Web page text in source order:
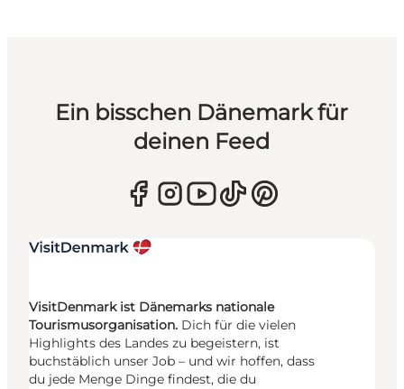
Ein bisschen Dänemark für
deinen Feed
VisitDenmark ist Dänemarks nationale
Tourismusorganisation. Dich für die vielen
Highlights des Landes zu begeistern, ist
buchstäblich unser Job – und wir hoffen, dass
du jede Menge Dinge findest, die du